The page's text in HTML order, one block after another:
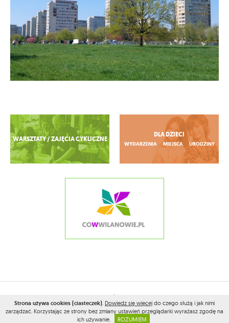
Zobacz więcej
WARSZTATY / ZAJĘCIA CYKLICZNE
DLA DZIECI
WYDARZENIA MIEJSCA URODZINY
2026© WSZELKIE PRAWA ZASTRZEŻONE PRZEZ
PROJEKT I WYKONANIE:VEGA INTERNET STUDIO
Strona używa cookies (ciasteczek). Dowiedz się więcej do czego służą i jak nimi
zarządzać. Korzystając ze strony bez zmiany ustawień przeglądarki wyrażasz zgodę na
ich używanie.
ROZUMIEM